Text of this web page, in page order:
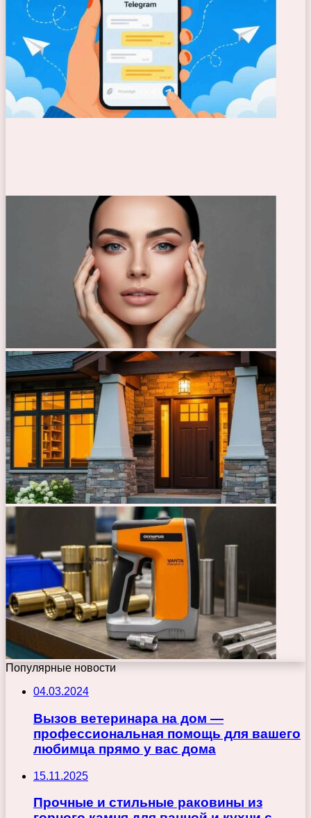
Популярные новости
04.03.2024
Вызов ветеринара на дом —
профессиональная помощь для вашего
любимца прямо у вас дома
15.11.2025
Прочные и стильные раковины из